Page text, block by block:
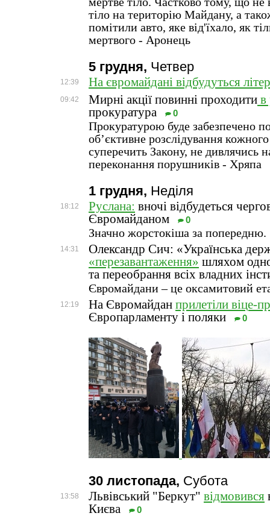
тіло на територію Майдану, а
помітили авто, яке від'їхало, як
мертвого - Аронець
5 грудня, Четвер
12:39 На євромайдані відбудуться
09:42 Мирні акції повинні проходити в
прокуратура
0
Прокуратурою буде забезпечено
об’єктивне розслідування
суперечить Закону, не дивлячись
переконання порушників - Хряпа
1 грудня, Неділя
18:12 Руслана: вночі відбудеться
Євромайданом
0
Значно жорстокіша за попередню.
14:31
Олександр Сич: «Українська
«перезавантаження» шляхом
та переобрання всіх владних
Євромайдани – це оксамитовий
12:19 На Євромайдан прилетіли віце-
Європарламенту і поляки
0
30 листопада, Субота
13:58 Львівський "Беркут" відмовився
Києва
0